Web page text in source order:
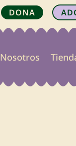
DONA
Nosotros